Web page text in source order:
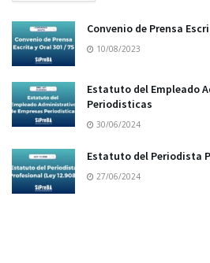
Convenio de Prensa
10/08/2023
Estatuto del Empleado
Periodisticas
30/06/2024
Estatuto del Periodista
27/06/2024